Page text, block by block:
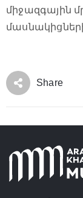
միջազգային
Share